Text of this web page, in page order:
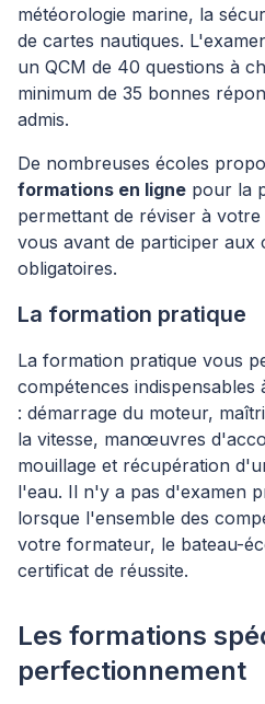
météorologie marine, la
de cartes nautiques.
un QCM de 40 questions à
minimum de 35 bonnes
admis.
De nombreuses écoles
formations en ligne pour la
permettant de réviser à
vous avant de participer aux
obligatoires.
La formation pratique
La formation pratique vous
compétences
: démarrage du moteur,
la vitesse, manœuvres
mouillage et récupération
l'eau. Il n'y a pas d'examen
lorsque l'ensemble des
votre formateur, le bateau-
certificat de réussite.
Les formations
perfectionnement